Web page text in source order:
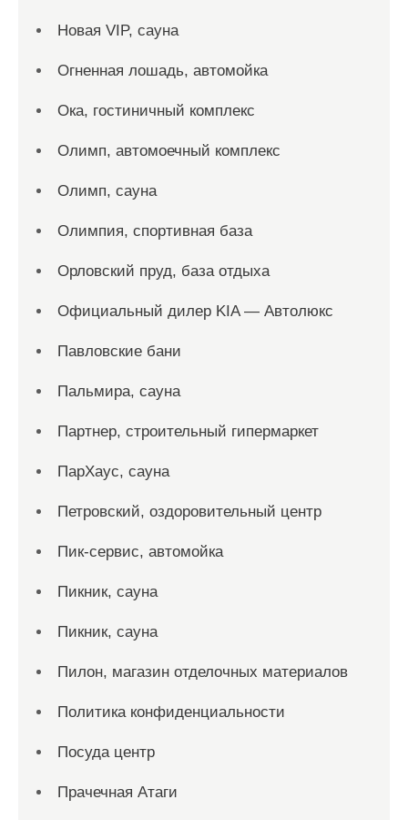
Новая VIP, сауна
Огненная лошадь, автомойка
Ока, гостиничный комплекс
Олимп, автомоечный комплекс
Олимп, сауна
Олимпия, спортивная база
Орловский пруд, база отдыха
Официальный дилер KIA — Автолюкс
Павловские бани
Пальмира, сауна
Партнер, строительный гипермаркет
ПарХаус, сауна
Петровский, оздоровительный центр
Пик-сервис, автомойка
Пикник, сауна
Пикник, сауна
Пилон, магазин отделочных материалов
Политика конфиденциальности
Посуда центр
Прачечная Атаги